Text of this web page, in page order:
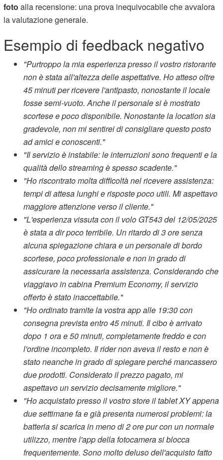
foto alla recensione: una prova inequivocabile che avvalora
la valutazione generale.
Esempio di feedback negativo
"Purtroppo la mia esperienza presso il vostro ristorante
non è stata all'altezza delle aspettative. Ho atteso oltre
45 minuti per ricevere l'antipasto, nonostante il locale
fosse semi-vuoto. Anche il personale si è mostrato
scortese e poco disponibile. Nonostante la location sia
gradevole, non mi sentirei di consigliare questo posto
ad amici e conoscenti."
"Il servizio è instabile: le interruzioni sono frequenti e la
qualità dello streaming è spesso scadente."
"Ho riscontrato molta difficoltà nel ricevere assistenza:
tempi di attesa lunghi e risposte poco utili. Mi aspettavo
maggiore attenzione verso il cliente."
"L'esperienza vissuta con il volo GT543 del 12/05/2025
è stata a dir poco terribile. Un ritardo di 3 ore senza
alcuna spiegazione chiara e un personale di bordo
scortese, poco professionale e non in grado di
assicurare la necessaria assistenza. Considerando che
viaggiavo in cabina Premium Economy, il servizio
offerto è stato inaccettabile."
"Ho ordinato tramite la vostra app alle 19:30 con
consegna prevista entro 45 minuti. Il cibo è arrivato
dopo 1 ora e 50 minuti, completamente freddo e con
l'ordine incompleto. Il rider non aveva il resto e non è
stato neanche in grado di spiegare perché mancassero
due prodotti. Considerato il prezzo pagato, mi
aspettavo un servizio decisamente migliore."
"Ho acquistato presso il vostro store il tablet XY appena
due settimane fa e già presenta numerosi problemi: la
batteria si scarica in meno di 2 ore pur con un normale
utilizzo, mentre l'app della fotocamera si blocca
frequentemente. Sono molto deluso dell'acquisto fatto